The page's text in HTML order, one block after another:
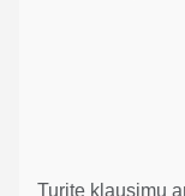
Turite klausimų